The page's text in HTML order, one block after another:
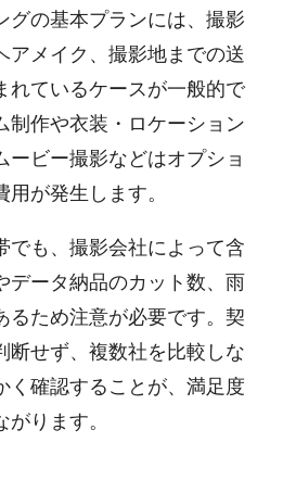
グの基本プランには、撮影
アメイク、撮影地までの送
れているケースが一般的で
制作や衣装・ロケーション
ービー撮影などはオプショ
が発生します。
でも、撮影会社によって含
データ納品のカット数、雨
るため注意が必要です。契
断せず、複数社を比較しな
く確認することが、満足度
ります。